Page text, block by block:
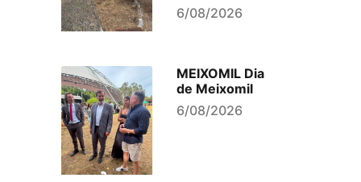
6/08/2026
MEIXOMIL Dia
de Meixomil
6/08/2026